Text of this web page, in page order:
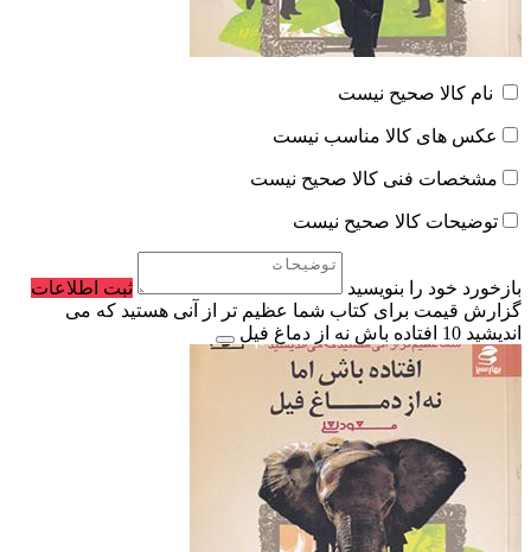
نام کالا صحیح نیست
عکس های کالا مناسب نیست
مشخصات فنی کالا صحیح نیست
توضیحات کالا صحیح نیست
بازخورد خود را بنویسید
ثبت اطلاعات
گزارش قیمت برای کتاب شما عظیم تر از آنی هستید که می
اندیشید 10 افتاده باش نه از دماغ فیل